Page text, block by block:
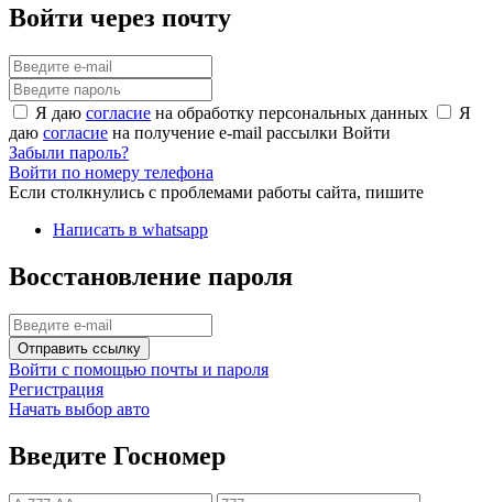
Войти через почту
Я даю согласие на обработку персональных данных
Я
даю согласие на получение e-mail рассылки Войти
Забыли пароль?
Войти по номеру телефона
Если столкнулись с проблемами работы сайта, пишите
Написать в whatsapp
Восстановление пароля
Отправить ссылку
Войти с помощью почты и пароля
Регистрация
Начать выбор авто
Введите Госномер